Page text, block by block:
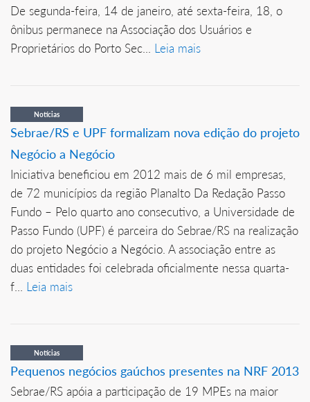
De segunda-feira, 14 de janeiro, até sexta-feira, 18, o
ônibus permanece na Associação dos Usuários e
Proprietários do Porto Sec... Leia mais
Notícias
Sebrae/RS e UPF formalizam nova edição do projeto
Negócio a Negócio
Iniciativa beneficiou em 2012 mais de 6 mil empresas,
de 72 municípios da região Planalto Da Redação Passo
Fundo – Pelo quarto ano consecutivo, a Universidade de
Passo Fundo (UPF) é parceira do Sebrae/RS na realização
do projeto Negócio a Negócio. A associação entre as
duas entidades foi celebrada oficialmente nessa quarta-
f... Leia mais
Notícias
Pequenos negócios gaúchos presentes na NRF 2013
Sebrae/RS apóia a participação de 19 MPEs na maior